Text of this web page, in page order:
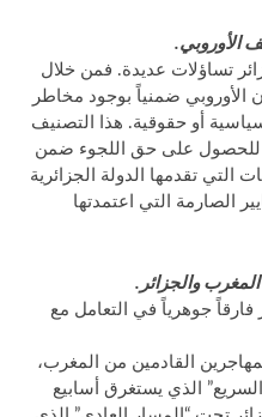
الأوروبي.
تساؤلات عديدة. فمن خلال
الأوروبي ضمنياً بوجود مخاطر
أو حقوقية. هذا التصنيف
للحصول على حق اللجوء ضمن
التي تقدمها الدولة الجزائرية
الصارمة التي اعتمدتها
والجزائر.
فارقاً جوهرياً في التعامل مع
القادمين من المغرب،
الذي يستغرق أسابيع